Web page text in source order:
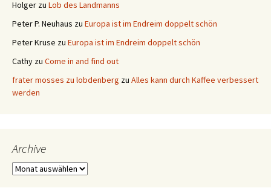
Holger zu Lob des Landmanns
Peter P. Neuhaus zu Europa ist im Endreim doppelt schön
Peter Kruse zu Europa ist im Endreim doppelt schön
Cathy zu Come in and find out
frater mosses zu lobdenberg zu Alles kann durch Kaffee verbessert
werden
Archive
Archive